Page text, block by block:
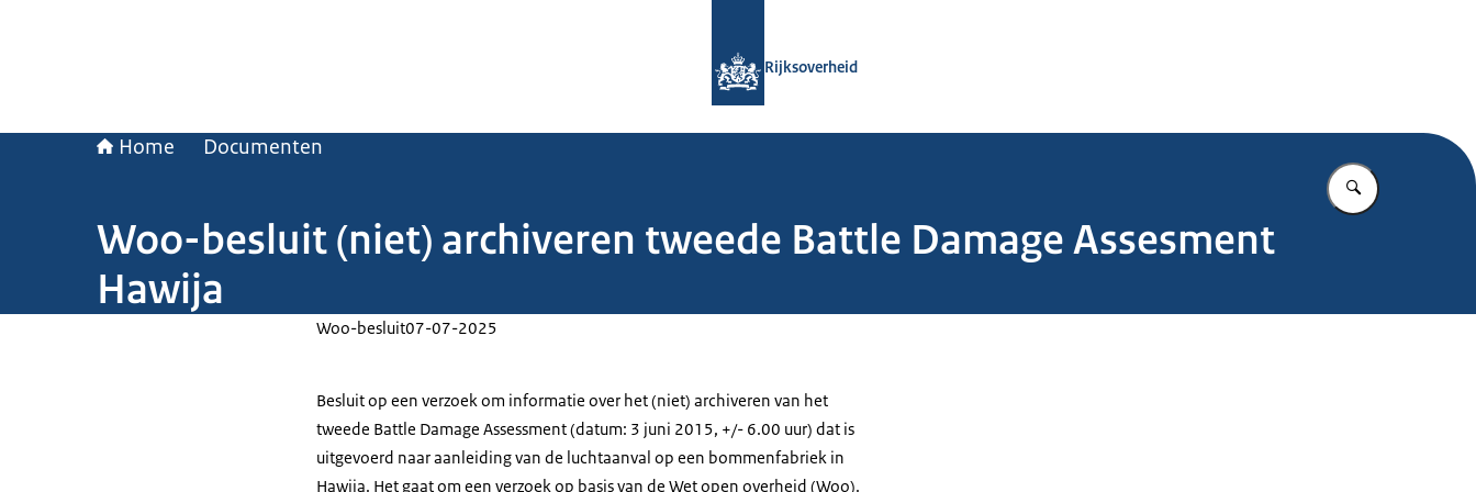
Rijksoverheid
Home Documenten
Vul in wat u
Woo-besluit (niet) archiveren tweede Battle Damage Assesment
Hawija
Woo-besluit07-07-2025
Besluit op een verzoek om informatie over het (niet) archiveren van het
tweede Battle Damage Assessment (datum: 3 juni 2015, +/- 6.00 uur) dat is
uitgevoerd naar aanleiding van de luchtaanval op een bommenfabriek in
Hawija. Het gaat om een verzoek op basis van de Wet open overheid (Woo).